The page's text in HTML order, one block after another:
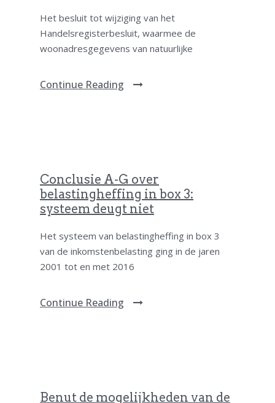
Het besluit tot wijziging van het
Handelsregisterbesluit, waarmee de
woonadresgegevens van natuurlijke
Continue Reading
Conclusie A-G over
belastingheffing in box 3:
systeem deugt niet
Het systeem van belastingheffing in box 3
van de inkomstenbelasting ging in de jaren
2001 tot en met 2016
Continue Reading
Benut de mogelijkheden van de